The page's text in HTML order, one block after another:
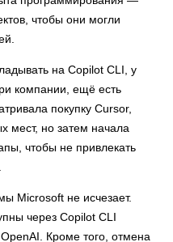
чтобы они могли
на Copilot CLI, у
компании, ещё есть
покупку Cursor,
мест, но затем начала
чтобы не привлекать
Microsoft не исчезает.
через Copilot CLI
Кроме того, отмена